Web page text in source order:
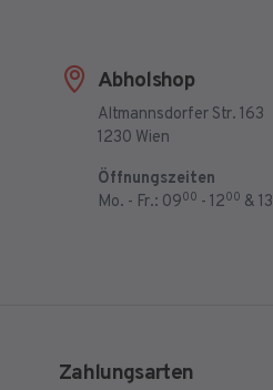
Abholshop
Altmannsdorfer Str. 163
1230 Wien
Öffnungszeiten
Mo. - Fr.: 0900 - 1200 & 13
Zahlungsarten